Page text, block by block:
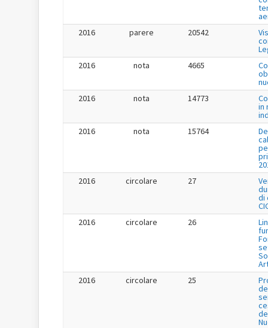
2016
parere 20542
2016
nota 4665
2016
nota 14773
in
2016
nota 15764
2016
circolare 27
di
2016
circolare 26
2016
circolare 25